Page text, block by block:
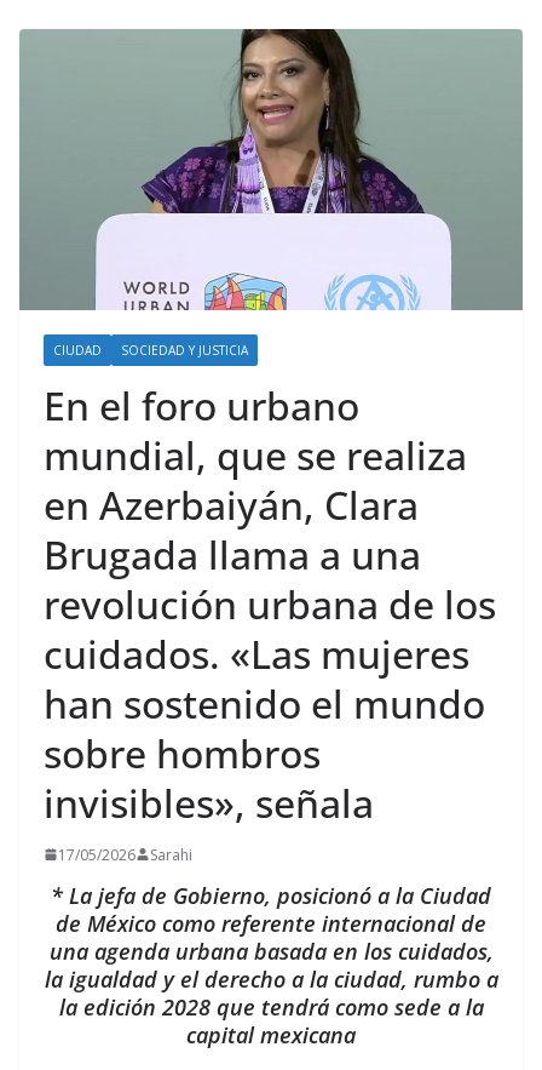
CIUDAD SOCIEDAD Y JUSTICIA
En el foro urbano
mundial, que se realiza
en Azerbaiyán, Clara
Brugada llama a una
revolución urbana de los
cuidados. «Las mujeres
han sostenido el mundo
sobre hombros
invisibles», señala
17/05/2026 Sarahi
* La jefa de Gobierno, posicionó a la Ciudad
de México como referente internacional de
una agenda urbana basada en los cuidados,
la igualdad y el derecho a la ciudad, rumbo a
la edición 2028 que tendrá como sede a la
capital mexicana